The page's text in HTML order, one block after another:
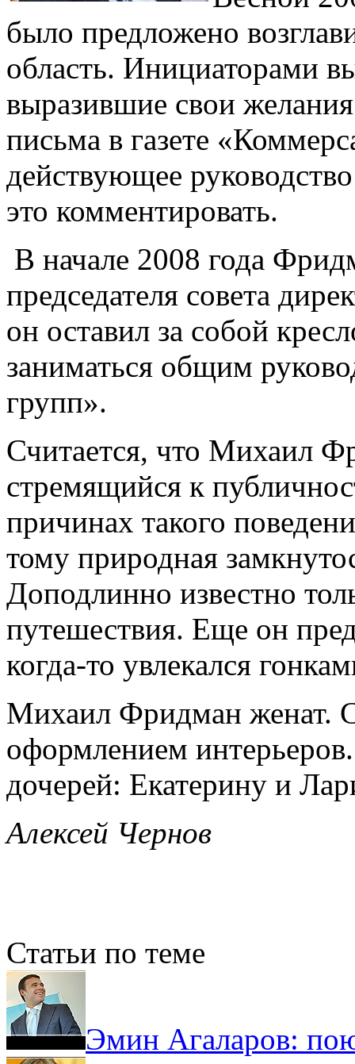
было предложено
область. Инициаторами
выразившие свои
письма в газете
действующее
это комментировать.
В начале 2008 года
председателя совета
он оставил за собой
заниматься общим
групп».
Считается, что Михаил
стремящийся к
причинах такого
тому природная
Доподлинно известно
путешествия. Еще он
когда-то увлекался
Михаил Фридман женат.
оформлением
дочерей: Екатерину и
Алексей Чернов
Статьи по теме
Эмин Агаларов: